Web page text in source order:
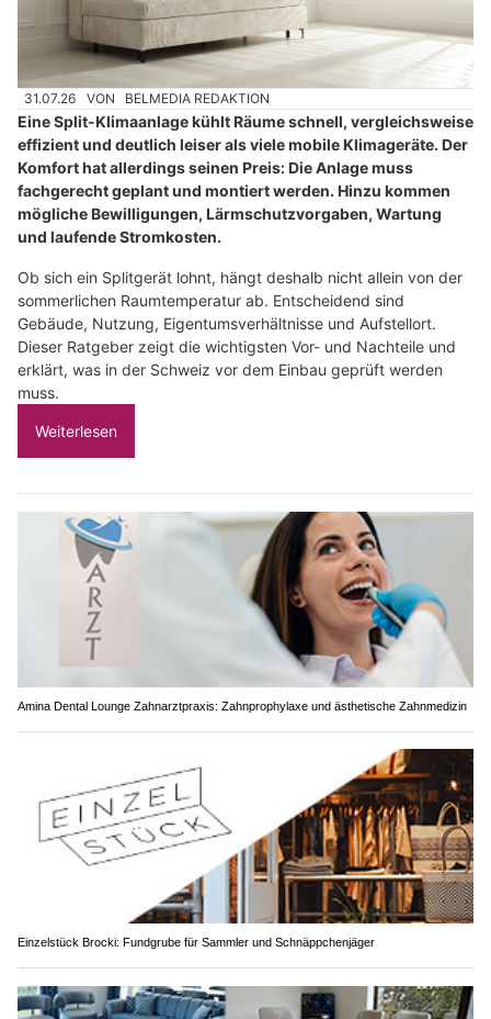
31.07.26 VON BELMEDIA REDAKTION
Eine Split-Klimaanlage kühlt Räume schnell, vergleichsweise
effizient und deutlich leiser als viele mobile Klimageräte. Der
Komfort hat allerdings seinen Preis: Die Anlage muss
fachgerecht geplant und montiert werden. Hinzu kommen
mögliche Bewilligungen, Lärmschutzvorgaben, Wartung
und laufende Stromkosten.
Ob sich ein Splitgerät lohnt, hängt deshalb nicht allein von der
sommerlichen Raumtemperatur ab. Entscheidend sind
Gebäude, Nutzung, Eigentumsverhältnisse und Aufstellort.
Dieser Ratgeber zeigt die wichtigsten Vor- und Nachteile und
erklärt, was in der Schweiz vor dem Einbau geprüft werden
muss.
Weiterlesen
Amina Dental Lounge Zahnarztpraxis: Zahnprophylaxe und ästhetische Zahnmedizin
Einzelstück Brocki: Fundgrube für Sammler und Schnäppchenjäger